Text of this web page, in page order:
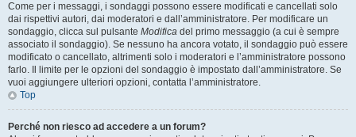
Come per i messaggi, i sondaggi possono essere modificati e cancellati solo
dai rispettivi autori, dai moderatori e dall’amministratore. Per modificare un
sondaggio, clicca sul pulsante Modifica del primo messaggio (a cui è sempre
associato il sondaggio). Se nessuno ha ancora votato, il sondaggio può essere
modificato o cancellato, altrimenti solo i moderatori e l’amministratore possono
farlo. Il limite per le opzioni del sondaggio è impostato dall’amministratore. Se
vuoi aggiungere ulteriori opzioni, contatta l’amministratore.
Top
Perché non riesco ad accedere a un forum?